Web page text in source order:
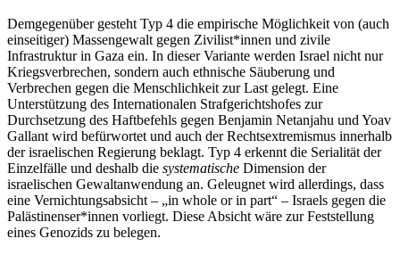
Demgegenüber gesteht Typ 4 die empirische Möglichkeit von (auch
einseitiger) Massengewalt gegen Zivilist*innen und zivile
Infrastruktur in Gaza ein. In dieser Variante werden Israel nicht nur
Kriegsverbrechen, sondern auch ethnische Säuberung und
Verbrechen gegen die Menschlichkeit zur Last gelegt. Eine
Unterstützung des Internationalen Strafgerichtshofes zur
Durchsetzung des Haftbefehls gegen Benjamin Netanjahu und Yoav
Gallant wird befürwortet und auch der Rechtsextremismus innerhalb
der israelischen Regierung beklagt. Typ 4 erkennt die Serialität der
Einzelfälle und deshalb die systematische Dimension der
israelischen Gewaltanwendung an. Geleugnet wird allerdings, dass
eine Vernichtungsabsicht – „in whole or in part“ – Israels gegen die
Palästinenser*innen vorliegt. Diese Absicht wäre zur Feststellung
eines Genozids zu belegen.